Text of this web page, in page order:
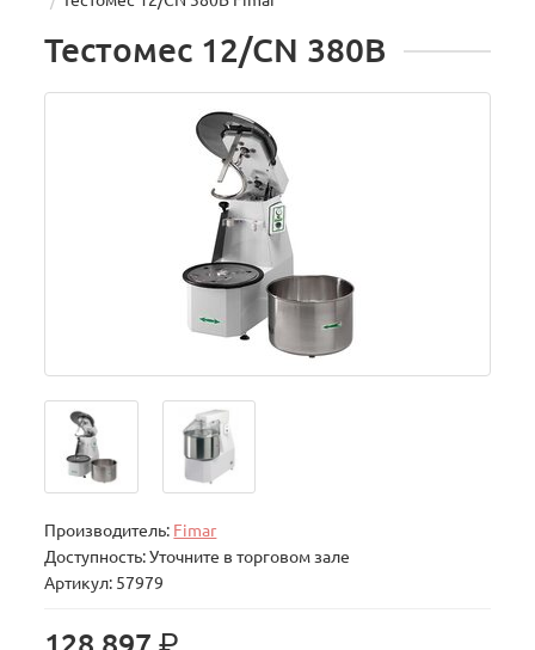
Тестомес 12/СN 380В
Производитель: Fimar
Доступность: Уточните в торговом зале
Артикул: 57979
р.